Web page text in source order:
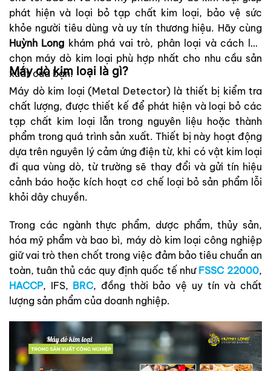
phát hiện và loại bỏ tạp chất kim loại, bảo vệ sức
khỏe người tiêu dùng và uy tín thương hiệu. Hãy cùng
Huỳnh Long khám phá vai trò, phân loại và cách lựa
chọn máy dò kim loại phù hợp nhất cho nhu cầu sản
xuất của bạn.
Máy dò kim loại là gì?
Máy dò kim loại (Metal Detector) là thiết bị kiểm tra
chất lượng, được thiết kế để phát hiện và loại bỏ các
tạp chất kim loại lẫn trong nguyên liệu hoặc thành
phẩm trong quá trình sản xuất. Thiết bị này hoạt động
dựa trên nguyên lý cảm ứng điện từ, khi có vật kim loại
đi qua vùng dò, từ trường sẽ thay đổi và gửi tín hiệu
cảnh báo hoặc kích hoạt cơ chế loại bỏ sản phẩm lỗi
khỏi dây chuyền.
Trong các ngành thực phẩm, dược phẩm, thủy sản,
hóa mỹ phẩm và bao bì, máy dò kim loại công nghiệp
giữ vai trò then chốt trong việc đảm bảo tiêu chuẩn an
toàn, tuân thủ các quy định quốc tế như FSSC 22000,
HACCP, IFS, BRC, đồng thời bảo vệ uy tín và chất
lượng sản phẩm của doanh nghiệp.